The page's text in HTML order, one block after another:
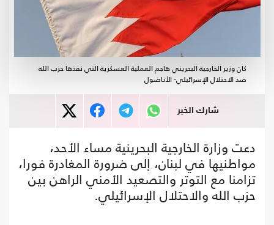
كان وزير الخارجية البحريني هاجم العملية العسكرية التي نفذها حزب الله
ضد الاحتلال الإسرائيلي- الأناضول
شارك الخبر
دعت وزارة الخارجية البحرينية مساء الأحد،
مواطنيها في لبنان، إلى ضرورة المغادرة فورا،
تزامنا مع التوتر والتصعيد الأمني الراهن بين
حزب الله والاحتلال الإسرائيلي.